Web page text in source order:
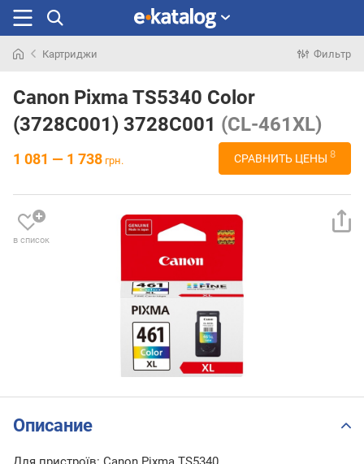
раньше
Картриджи Фильтр
Canon Pixma TS5340 Color
(3728C001) 3728C001 (CL-461XL)
1 081 — 1 738 грн. СРАВНИТЬ ЦЕНЫ 8
в список
Описание